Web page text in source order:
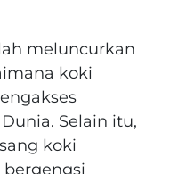
meluncurkan
koki
Selain itu,
koki